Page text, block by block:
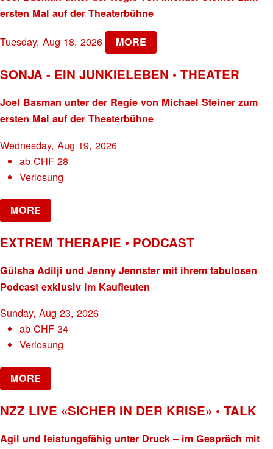
ersten Mal auf der Theaterbühne
Tuesday, Aug 18, 2026 MORE
SONJA - EIN JUNKIELEBEN • THEATER
Joel Basman unter der Regie von Michael Steiner zum
ersten Mal auf der Theaterbühne
Wednesday, Aug 19, 2026
abCHF 28
Verlosung
MORE
EXTREM THERAPIE • PODCAST
Gülsha Adilji und Jenny Jennster mit ihrem tabulosen
Podcast exklusiv im Kaufleuten
Sunday, Aug 23, 2026
abCHF 34
Verlosung
MORE
NZZ LIVE «SICHER IN DER KRISE» • TALK
Agil und leistungsfähig unter Druck – im Gespräch mit